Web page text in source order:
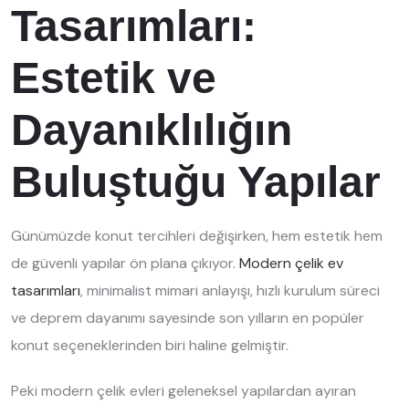
Tasarımları:
Estetik ve
Dayanıklılığın
Buluştuğu Yapılar
Günümüzde konut tercihleri değişirken, hem estetik hem
de güvenli yapılar ön plana çıkıyor. Modern çelik ev
tasarımları, minimalist mimari anlayışı, hızlı kurulum süreci
ve deprem dayanımı sayesinde son yılların en popüler
konut seçeneklerinden biri haline gelmiştir.
Peki modern çelik evleri geleneksel yapılardan ayıran